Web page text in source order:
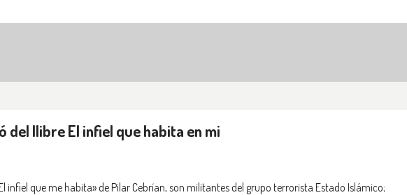
del llibre El infiel que habita en mi
infiel que me habita» de Pilar Cebrían, son militantes del grupo terrorista Estado Islámico;